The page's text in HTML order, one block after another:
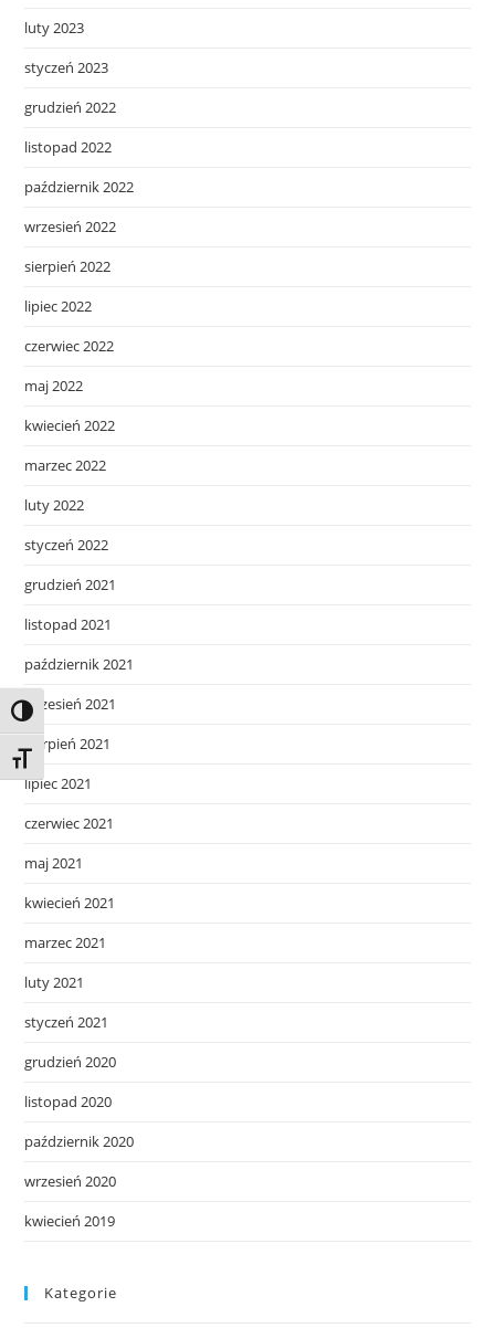
Toggle High Contrast
Toggle Font size
luty 2023
styczeń 2023
grudzień 2022
listopad 2022
październik 2022
wrzesień 2022
sierpień 2022
lipiec 2022
czerwiec 2022
maj 2022
kwiecień 2022
marzec 2022
luty 2022
styczeń 2022
grudzień 2021
listopad 2021
październik 2021
wrzesień 2021
sierpień 2021
lipiec 2021
czerwiec 2021
maj 2021
kwiecień 2021
marzec 2021
luty 2021
styczeń 2021
grudzień 2020
listopad 2020
październik 2020
wrzesień 2020
kwiecień 2019
Kategorie